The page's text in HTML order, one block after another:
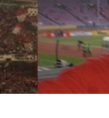
Skip
to
content